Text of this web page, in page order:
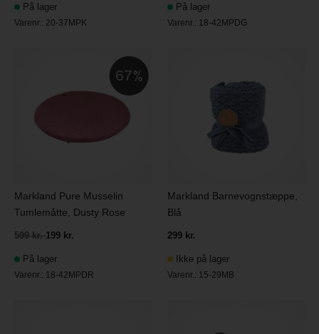
På lager
Varenr.: 20-37MPK
På lager
Varenr.: 18-42MPDG
67
Markland Pure Musselin
Tumlemåtte, Dusty Rose
599 kr.199 kr.
På lager
Varenr.: 18-42MPDR
Markland Barnevognstæppe,
Blå
299 kr.
Ikke på lager
Varenr.: 15-29MB